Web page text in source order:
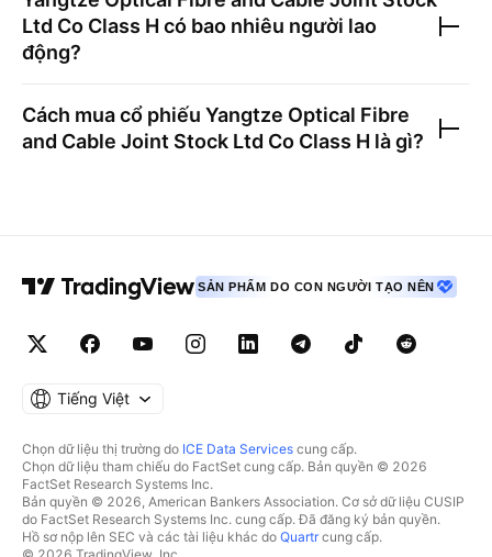
Ltd Co Class H có bao nhiêu người lao
động?
Cách mua cổ phiếu Yangtze Optical Fibre
and Cable Joint Stock Ltd Co Class H là gì?
SẢN PHẨM DO CON NGƯỜI TẠO NÊN
Tiếng Việt
Chọn dữ liệu thị trường do ICE Data Services cung cấp.
Chọn dữ liệu tham chiếu do FactSet cung cấp. Bản quyền © 2026
FactSet Research Systems Inc.
Bản quyền © 2026, American Bankers Association. Cơ sở dữ liệu CUSIP
do FactSet Research Systems Inc. cung cấp. Đã đăng ký bản quyền.
Hồ sơ nộp lên SEC và các tài liệu khác do Quartrcung cấp.